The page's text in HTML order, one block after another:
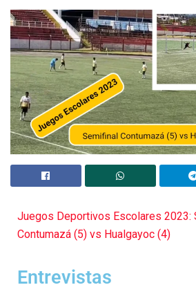
Juegos Deportivos Escolares 2023:
Contumazá (5) vs Hualgayoc (4)
Entrevistas